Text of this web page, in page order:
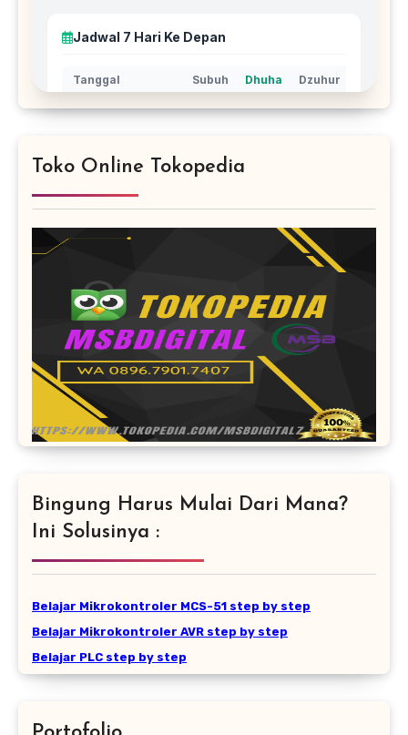
Toko Online Tokopedia
Bingung Harus Mulai Dari Mana?
Ini Solusinya :
Belajar Mikrokontroler MCS-51 step by step
Belajar Mikrokontroler AVR step by step
Belajar PLC step by step